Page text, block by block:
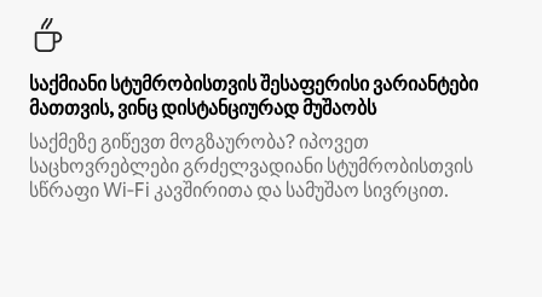
საქმიანი სტუმრობისთვის შესაფერისი ვარიანტები
მათთვის, ვინც დისტანციურად მუშაობს
საქმეზე გიწევთ მოგზაურობა? იპოვეთ
საცხოვრებლები გრძელვადიანი სტუმრობისთვის
სწრაფი Wi‑Fi კავშირითა და სამუშაო სივრცით.